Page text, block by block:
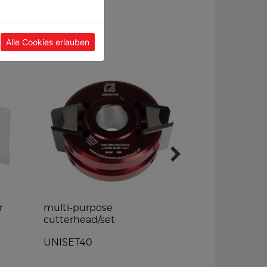
multi-purpose
cutterhead/set
UNISET40
Alle Cookies erlauben